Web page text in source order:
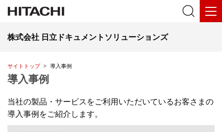
株式会社 日立ドキュメントソリューションズ
サイトトップ 導入事例
導入事例
当社の製品・サービスをご利用いただいているお客さまの
導入事例をご紹介します。